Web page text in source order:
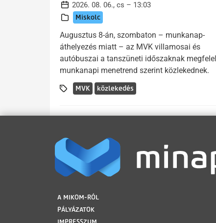
2026. 08. 06., cs – 13:03
Miskolc
Augusztus 8-án, szombaton – munkanap-
áthelyezés miatt – az MVK villamosai és
autóbuszai a tanszüneti időszaknak
munkanapi menetrend szerint közlekednek.
MVK közlekedés
LÁBLÉC
A MIKOM-RÓL
PÁLYÁZATOK